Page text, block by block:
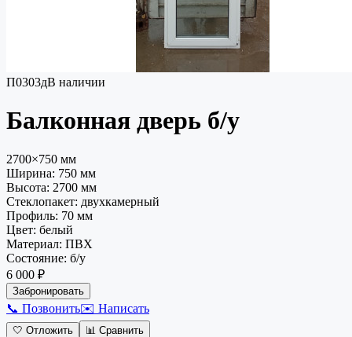
П0303дВ наличии
Балконная дверь б/у
2700×750 мм
Ширина: 750 мм
Высота: 2700 мм
Стеклопакет: двухкамерный
Профиль: 70 мм
Цвет: белый
Материал: ПВХ
Состояние: б/у
6 000 ₽
Забронировать
📞 Позвонить✉️ Написать
🤍 Отложить 📊 Сравнить